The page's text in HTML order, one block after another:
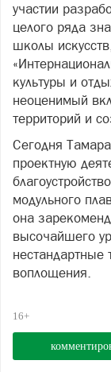
участии
целого ряда
школы
культуры и
неоценимый
территорий и
Сегодня
проектную
модульного
она
высочайшего
нестандартные
воплощения.
16+